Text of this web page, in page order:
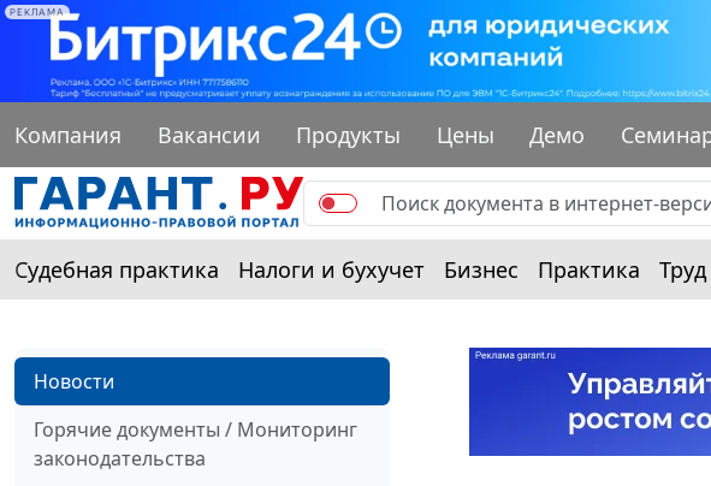
РЕКЛАМА
Компания Вакансии Продукты Цены Демо
Судебная практика Налоги и бухучет Бизнес Практика Труд
Новости
Горячие документы / Мониторинг
законодательства